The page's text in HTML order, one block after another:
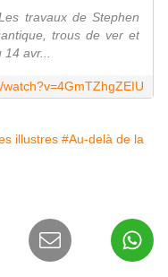
travaux de Stephen
trous de ver et
avr...
illustres #Au-delà de la